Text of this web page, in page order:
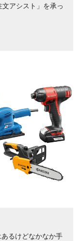
アシスト」を承っ
るけどなかなか手